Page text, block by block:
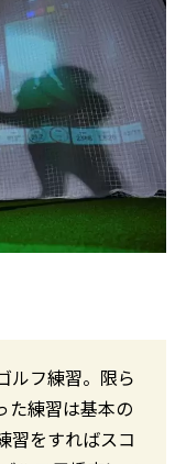
ルフ練習。限ら
た練習は基本の
習をすればスコ